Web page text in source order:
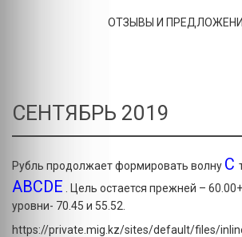
ОТЗЫВЫ И
СЕНТЯБРЬ 2019
Рубль продолжает формировать волну C
ABCDE . Цель остается прежней –
уровни- 70.45 и 55.52.
https://private.mig.kz/sites/default/files/